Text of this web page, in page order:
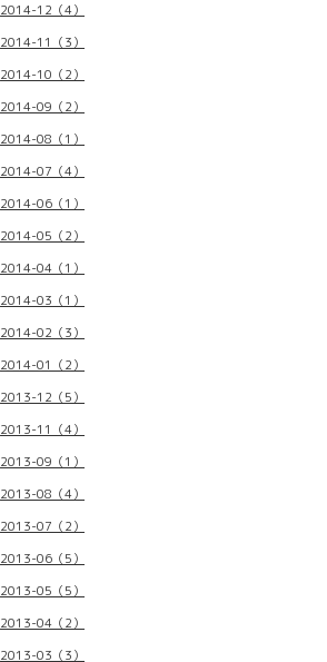
2014-12（4）
2014-11（3）
2014-10（2）
2014-09（2）
2014-08（1）
2014-07（4）
2014-06（1）
2014-05（2）
2014-04（1）
2014-03（1）
2014-02（3）
2014-01（2）
2013-12（5）
2013-11（4）
2013-09（1）
2013-08（4）
2013-07（2）
2013-06（5）
2013-05（5）
2013-04（2）
2013-03（3）